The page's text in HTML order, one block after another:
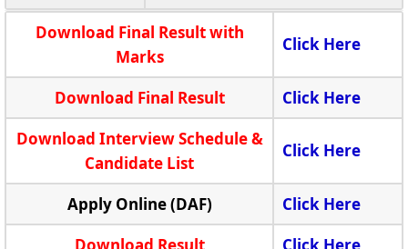
Download Final Result with
Marks
Click Here
Download Final Result
Click Here
Download Interview Schedule &
Candidate List
Click Here
Apply Online (DAF)
Click Here
Download Result
Click Here